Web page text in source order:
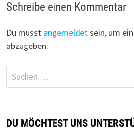
Schreibe einen Kommentar
Du musst angemeldetsein, um
abzugeben.
Suchen
nach:
DU MÖCHTEST UNS